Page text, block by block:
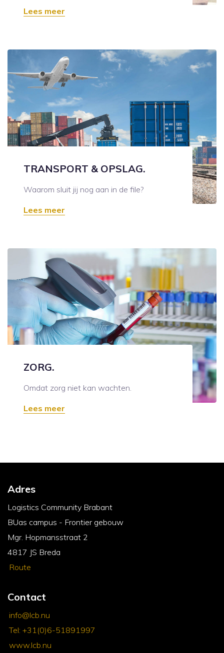
Lees meer
TRANSPORT & OPSLAG.
Waarom sluit jij nog aan in de file?
Lees meer
ZORG.
Omdat zorg niet kan wachten.
Lees meer
Adres
Logistics Community Brabant
BUas campus - Frontier gebouw
Mgr. Hopmansstraat 2
4817 JS Breda
Route
Contact
info@lcb.nu
Tel: +31(0)6-51891997
www.lcb.nu